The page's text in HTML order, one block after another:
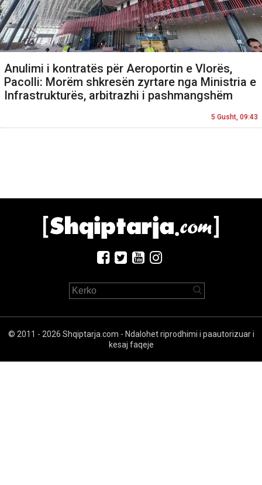
Anulimi i kontratës për Aeroportin e Vlorës,
Pacolli: Morëm shkresën zyrtare nga Ministria e
Infrastrukturës, arbitrazhi i pashmangshëm
5 Gusht, 09:43
© 2011 - 2026 Shqiptarja.com - Ndalohet riprodhimi i paautorizuar i
kesaj faqeje